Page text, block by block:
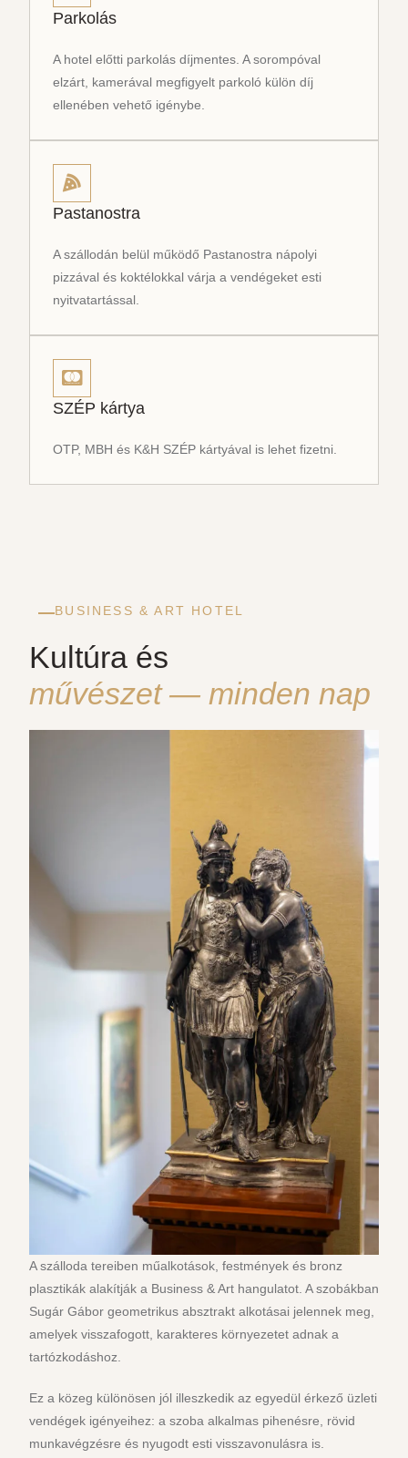
Parkolás
A hotel előtti parkolás díjmentes. A sorompóval
elzárt, kamerával megfigyelt parkoló külön díj
ellenében vehető igénybe.
Pastanostra
A szállodán belül működő Pastanostra nápolyi
pizzával és koktélokkal várja a vendégeket esti
nyitvatartással.
SZÉP kártya
OTP, MBH és K&H SZÉP kártyával is lehet fizetni.
BUSINESS & ART HOTEL
Kultúra és
művészet — minden nap
A szálloda tereiben műalkotások, festmények és bronz
plasztikák alakítják a Business & Art hangulatot. A szobákban
Sugár Gábor geometrikus absztrakt alkotásai jelennek meg,
amelyek visszafogott, karakteres környezetet adnak a
tartózkodáshoz.
Ez a közeg különösen jól illeszkedik az egyedül érkező üzleti
vendégek igényeihez: a szoba alkalmas pihenésre, rövid
munkavégzésre és nyugodt esti visszavonulásra is.